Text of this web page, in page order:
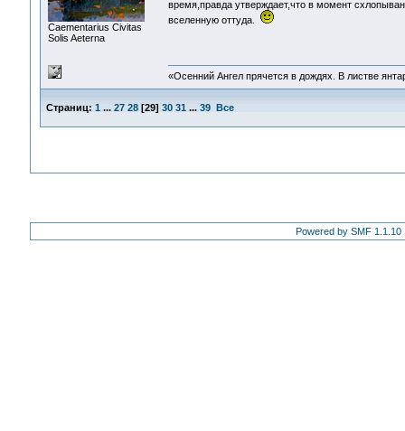
Сaementarius Civitas
Solis Aeterna
время,правда утверждает,что в момент
вселенную оттуда.
«Осенний Ангел прячется в дождях. В листве
Страниц: 1 ... 27 28[29] 30 31 ... 39 Все
Powered by SMF 1.1.10